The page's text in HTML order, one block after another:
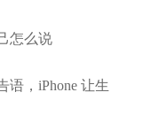
语，iPhone 让生